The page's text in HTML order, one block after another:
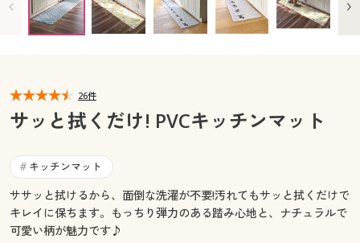
カタログ無料プレゼント
マイページ
お気に入り
サポート
会員メニュー
閲覧履歴
サポート
ご利用ガイド
26件
サッと拭くだけ! PVCキッチンマット
# キッチンマット
ササッと拭けるから、面倒な洗濯が不要!汚れてもサッと拭くだけで
キレイに保ちます。もっちり弾力のある踏み心地と、ナチュラルで
可愛い柄が魅力です♪